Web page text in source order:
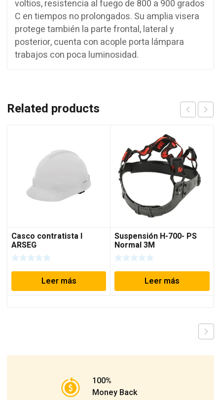
voltios, resistencia al fuego de 800 a 900 grados
C en tiempos no prolongados. Su amplia visera
protege también la parte frontal, lateral y
posterior, cuenta con acople porta lámpara
trabajos con poca luminosidad.
Related products
Casco contratista I
ARSEG
Leer más
Suspensión H-700- PS
Normal 3M
Leer más
100%
Money Back